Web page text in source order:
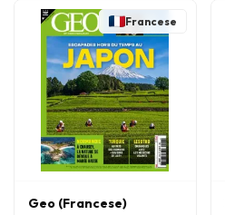
Francese
Geo (Francese)